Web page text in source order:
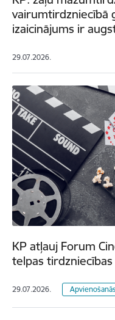
vairumtirdzniecībā
izaicinājums ir
29.07.2026.
KP atļauj Forum
telpas tirdzniecības
29.07.2026. Apvienošanās